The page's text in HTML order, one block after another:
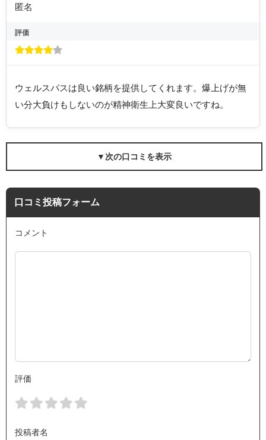
匿名
評価
ウェルスパスは良い銘柄を提供してくれます。爆上げが無
い分大負けもしないのが精神衛生上大変良いですね。
▼次の口コミを表示
口コミ投稿フォーム
コメント
評価
投稿者名